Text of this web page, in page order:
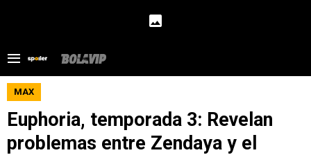
MAX
Euphoria, temporada 3: Revelan
problemas entre Zendaya y el